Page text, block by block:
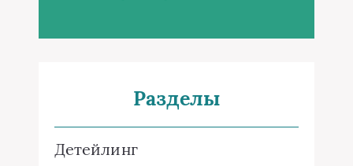
Разделы
Детейлинг